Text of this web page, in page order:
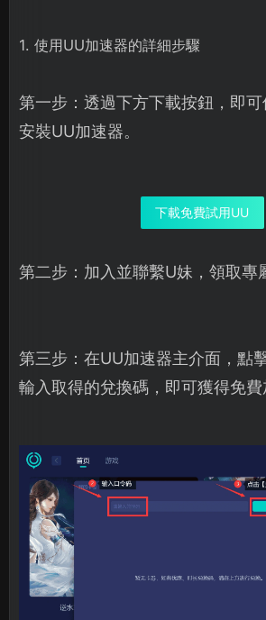
1. 使用UU加速器的詳細步驟
第一步：透過下方下載按鈕，即
安裝UU加速器。
下載免費試用UU
第二步：加入並聯繫U妹，領取專
第三步：在UU加速器主介面，點
輸入取得的兌換碼，即可獲得免費